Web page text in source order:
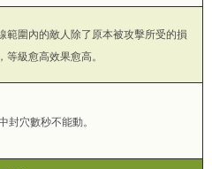
範圍內的敵人除了原本被攻擊所受的損
等級愈高效果愈高。
封穴數秒不能動。